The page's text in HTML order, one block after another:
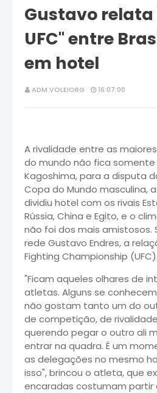
Gustavo
UFC" entre
em hotel
ADM VOLEIORG 16:07:00
A rivalidade entre as
do mundo não fica somente
Kagoshima, para a disputa
Copa do Mundo masculina,
dividiu hotel com os rivais
Rússia, China e Egito, e o
não foi dos mais amistosos.
rede Gustavo Endres, a
Fighting Championship (UFC).
"Ficam aqueles olhares de
atletas. Alguns se
não gostam tanto um do
de competição, de
querendo pegar o outro ali
entrar na quadra. É um
as delegações no mesmo
isso", brincou o atleta, que
encaradas costumam partir